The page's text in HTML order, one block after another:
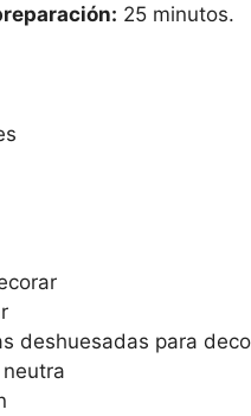
25 minutos.
deshuesadas para